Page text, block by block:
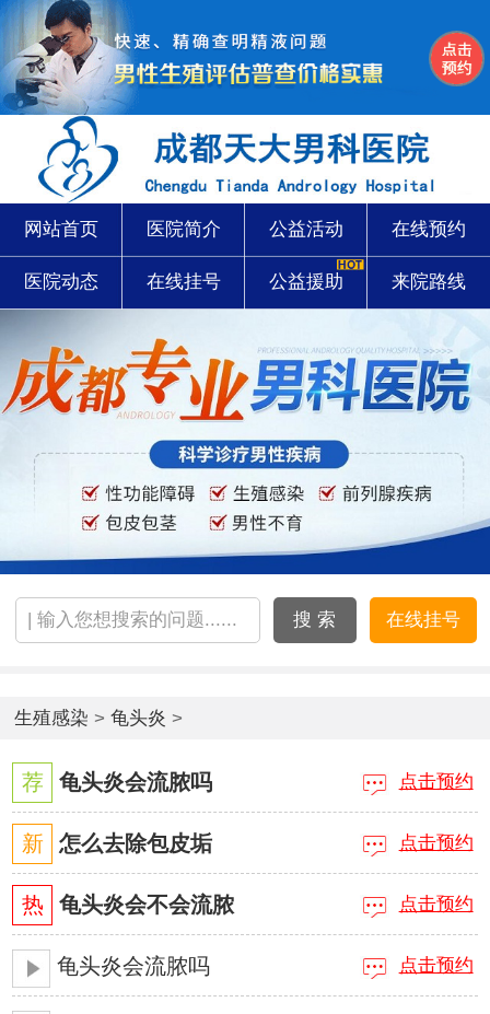
网站首页 医院简介 公益活动 在线预约
医院动态 在线挂号 公益援助 来院路线
搜 索 在线挂号
生殖感染 > 龟头炎 >
荐 龟头炎会流脓吗 点击预约
新 怎么去除包皮垢 点击预约
热 龟头炎会不会流脓 点击预约
龟头炎会流脓吗 点击预约